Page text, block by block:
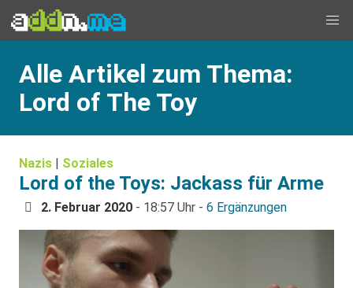
Alle Artikel zum Thema:
Lord of The Toy
Nazis | Soziales
Lord of the Toys: Jackass für Arme
2. Februar 2020 - 18:57 Uhr - 6 Ergänzungen